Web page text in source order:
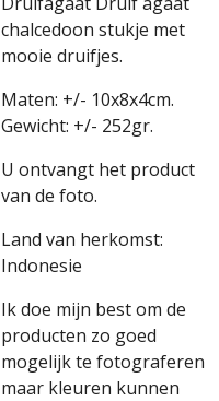
chalcedoon stukje met
mooie druifjes.
Maten: +/- 10x8x4cm.
Gewicht: +/- 252gr.
U ontvangt het product
van de foto.
Land van herkomst:
Indonesie
Ik doe mijn best om de
producten zo goed
mogelijk te fotograferen
maar kleuren kunnen